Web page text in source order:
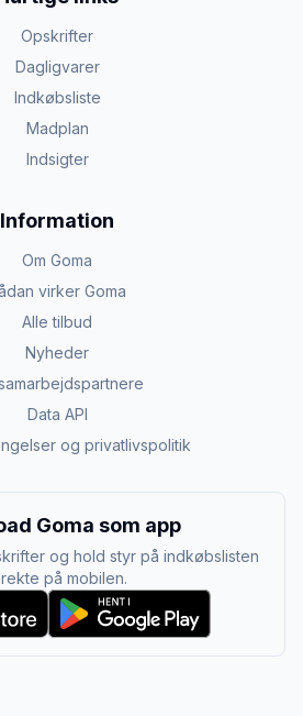
Opskrifter
Dagligvarer
Indkøbsliste
Madplan
Indsigter
Information
Om Goma
virker Goma
Alle tilbud
Nyheder
Data API
og privatlivspolitik
Goma som app
og hold styr på indkøbslisten
på mobilen.